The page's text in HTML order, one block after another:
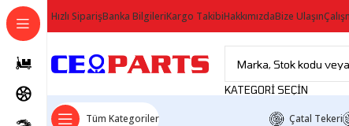
Hızlı SiparişBanka BilgileriKargo TakibiHakkımızdaBize Ulaşın
KATEGORI SEÇIN
Tüm Kategoriler Çatal Tekeri